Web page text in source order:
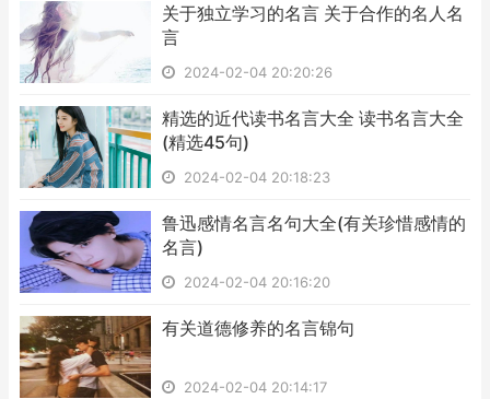
​关于独立学习的名言 关于合作的名人名
言
2024-02-04 20:20:26
​精选的近代读书名言大全 读书名言大全
(精选45句)
2024-02-04 20:18:23
​鲁迅感情名言名句大全(有关珍惜感情的
名言)
2024-02-04 20:16:20
​有关道德修养的名言锦句
2024-02-04 20:14:17